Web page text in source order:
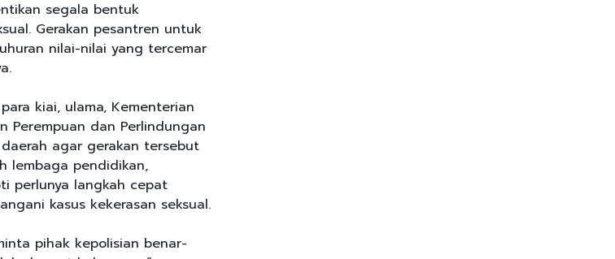
segala bentuk
Gerakan pesantren untuk
nilai-nilai yang tercemar
kiai, ulama, Kementerian
Perempuan dan Perlindungan
agar gerakan tersebut
lembaga pendidikan,
perlunya langkah cepat
kasus kekerasan seksual.
pihak kepolisian benar-